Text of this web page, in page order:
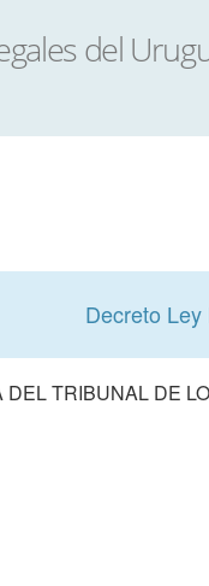
Decreto Ley
DEL TRIBUNAL DE